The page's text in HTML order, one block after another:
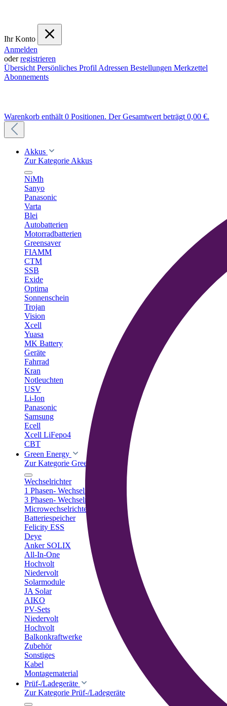
Ihr Konto
Anmelden
oderregistrieren
Übersicht Persönliches Profil Adressen Bestellungen Merkzettel
Abonnements
Warenkorb enthält 0 Positionen. Der Gesamtwert beträgt 0,00 €.
Akkus
Zur Kategorie Akkus
NiMh
Sanyo
Panasonic
Varta
Blei
Autobatterien
Motorradbatterien
Greensaver
FIAMM
CTM
SSB
Exide
Optima
Sonnenschein
Trojan
Vision
Xcell
Yuasa
MK Battery
Geräte
Fahrrad
Kran
Notleuchten
USV
Li-Ion
Panasonic
Samsung
Ecell
Xcell LiFepo4
CBT
Green Energy
Zur Kategorie Green Energy
Wechselrichter
1 Phasen- Wechselrichter
3 Phasen- Wechselrichter
Microwechselrichter
Batteriespeicher
Felicity ESS
Deye
Anker SOLIX
All-In-One
Hochvolt
Niedervolt
Solarmodule
JA Solar
AIKO
PV-Sets
Niedervolt
Hochvolt
Balkonkraftwerke
Zubehör
Sonstiges
Kabel
Montagematerial
Prüf-/Ladegeräte
Zur Kategorie Prüf-/Ladegeräte